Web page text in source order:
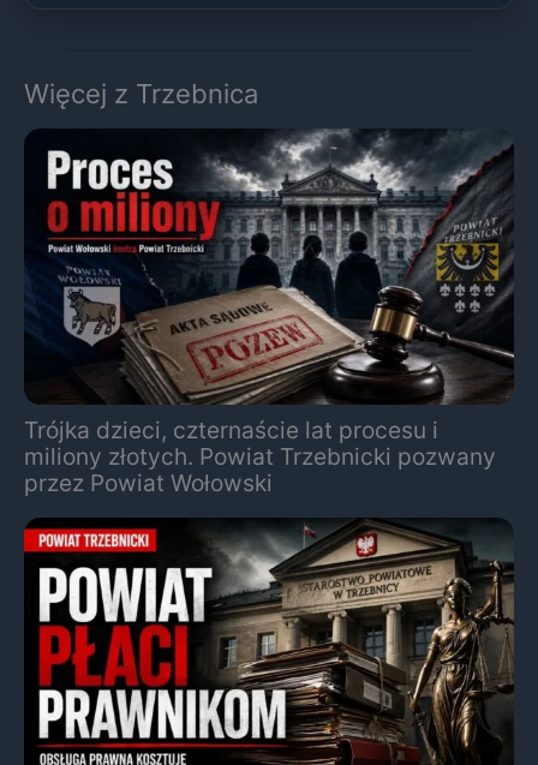
Więcej z Trzebnica
Trójka dzieci, czternaście lat procesu i
miliony złotych. Powiat Trzebnicki pozwany
przez Powiat Wołowski